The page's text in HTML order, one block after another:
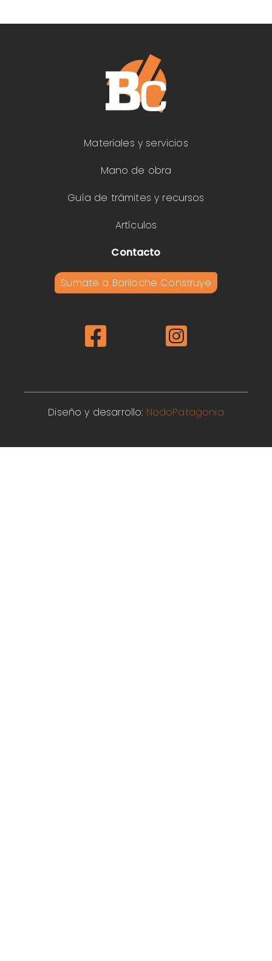
Materiales y servicios
Mano de obra
Guía de trámites y recursos
Artículos
Contacto
Sumate a Bariloche Construye
Diseño y desarrollo: NodoPatagonia